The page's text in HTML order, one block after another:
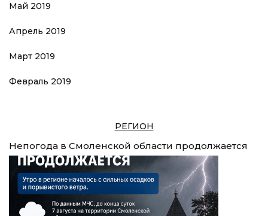
Май 2019
Апрель 2019
Март 2019
Февраль 2019
РЕГИОН
Непогода в Смоленской области продолжается